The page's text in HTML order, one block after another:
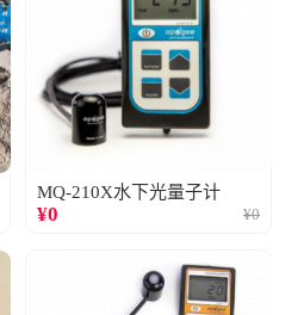
MQ-210X水下光量子计
¥0 ¥0